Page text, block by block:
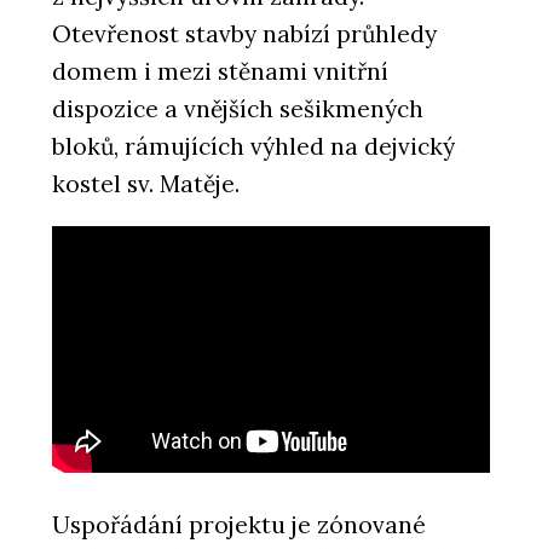
PRODUKTY
Bazénové zakrytí - Aquamarine Spa
Otevřenost stavby nabízí průhledy
domem i mezi stěnami vnitřní
dispozice a vnějších sešikmených
bloků, rámujících výhled na dejvický
kostel sv. Matěje.
Uspořádání projektu je zónované